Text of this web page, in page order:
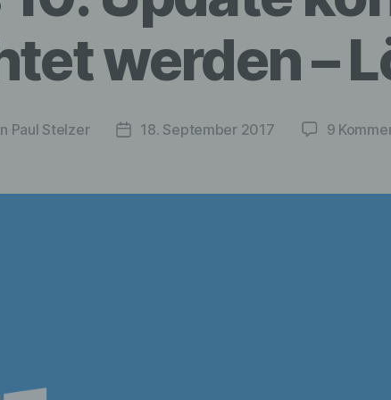
werden –
Paul Stelzer Veröffentlichungsdatum
18. September 2017 9
Verknüpfung, die Einschränkung, das Löschen oder die
Vernichtung.
künftige Verarbeitung einzuschränken.